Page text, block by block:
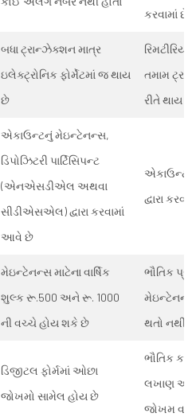
કરવામાં છે
બધા ટ્રાન્ઝેક્શન માત્ર
ઇલેક્ટ્રોનિક ફોર્મેટમાં જ થાય
છે
તમામ
રીતે થાય છે
એકાઉન્ટનું મેઇન્ટેનન્સ,
ડિપોઝિટરી પાર્ટિસિપન્ટ
(એનએસડીએલ અથવા
સીડીએસએલ) દ્વારા કરવામાં
આવે છે
દ્વારા
મેઇન્ટેનન્સ માટેના વાર્ષિક
શુલ્ક રૂ.500 અને રૂ. 1000
ની વચ્ચે હોય શકે છે
ભૌતિક
મેઇન્ટેનન્સ
થતો નથી
ડિજીટલ ફોર્મમાં ઓછા
જોખમો સામેલ હોય છે
ભૌતિક
લખાણ અને
જોખમ